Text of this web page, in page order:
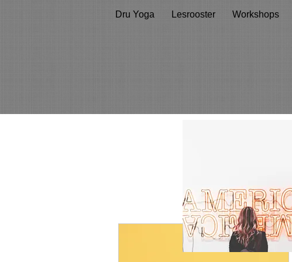
Dru Yoga Lesrooster Workshops